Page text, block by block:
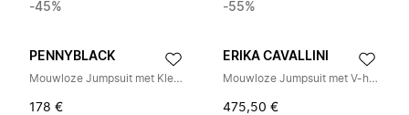
-45%
-55%
PENNYBLACK
Mouwloze Jumpsuit met Klepzakken
178 €
ERIKA CAVALLINI
Mouwloze Jumpsuit met V-hals en Overlap
475,50 €